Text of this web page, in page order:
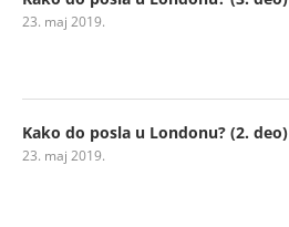
23. maj 2019.
Kako do posla u Londonu? (2. deo)
23. maj 2019.